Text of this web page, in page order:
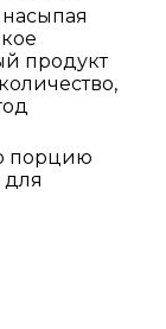
продукт
порцию
для